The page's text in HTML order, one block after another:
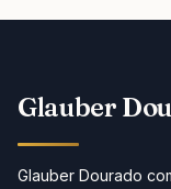
Glauber
Glauber Dourado